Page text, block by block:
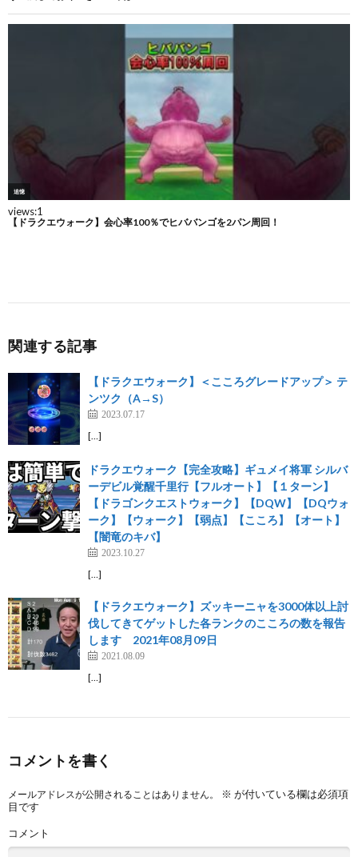
関連する記事
【ドラクエウォーク】＜こころグレードアップ＞ テ
ンツク（A→S）
2023.07.17
[…]
ドラクエウォーク【完全攻略】ギュメイ将軍 シルバ
ーデビル覚醒千里行【フルオート】【１ターン】
【ドラゴンクエストウォーク】【DQW】【DQウォ
ーク】【ウォーク】【弱点】【こころ】【オート】
【闇竜のキバ】
2023.10.27
[…]
【ドラクエウォーク】ズッキーニャを3000体以上討
伐してきてゲットした各ランクのこころの数を報告
します 2021年08月09日
2021.08.09
[…]
コメントを書く
メールアドレスが公開されることはありません。 ※ が付いている欄は必須項
目です
コメント